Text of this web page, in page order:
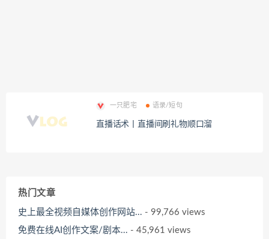
一只肥宅 语录/短句
直播话术丨直播间刷礼物顺口溜
热门文章
史上最全视频自媒体创作网站... - 99,766 views
免费在线AI创作文案/剧本... - 45,961 views